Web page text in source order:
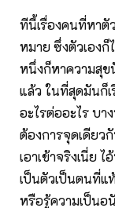
ทีนี้เรื่องคนที่หาตั
หมาย ซึ่งตัวเอง
หนึ่งก็หาความสุข
แล้ว ในที่สุดมันก็
อะไรต่ออะไร บ
ต้องการจุดเดียว
เอาเข้าจริงเนี่ย
เป็นตัวเป็นตนที่แ
หรือรู้ความเป็นอ